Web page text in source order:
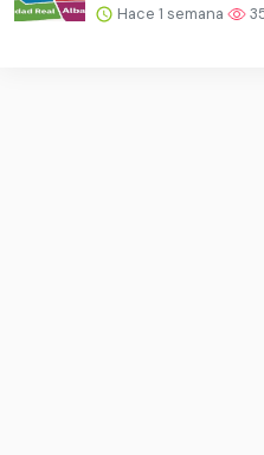
Hace 1 semana